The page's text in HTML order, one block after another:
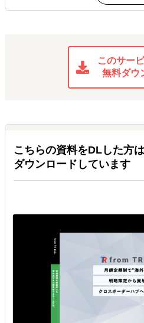
このサー
無料ダウ
こちらの資料をDLした方
ダウンロードしています